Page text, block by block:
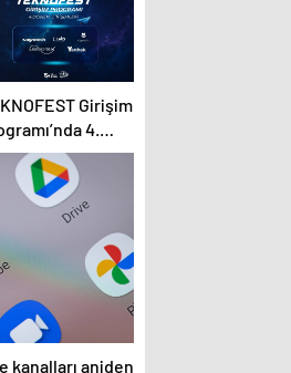
Girişim
4.
başlıyor
kanalları aniden